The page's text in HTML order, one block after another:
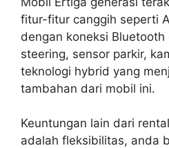
fitur-fitur canggih seperti
dengan koneksi
steering, sensor parkir,
teknologi hybrid yang
tambahan dari mobil ini.
Keuntungan lain dari
adalah fleksibilitas, anda